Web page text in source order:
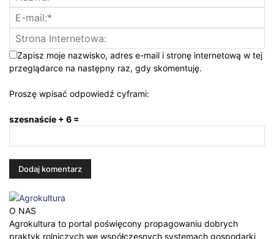
Zapisz moje nazwisko, adres e-mail i stronę internetową w tej
przeglądarce na następny raz, gdy skomentuję.
Proszę wpisać odpowiedź cyframi:
szesnaście + 6 =
O NAS
Agrokultura to portal poświęcony propagowaniu dobrych
praktyk rolniczych we współczesnych systemach gospodarki